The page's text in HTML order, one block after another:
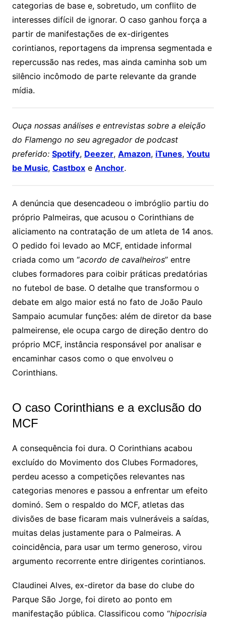
categorias de base e, sobretudo, um conflito de
interesses difícil de ignorar. O caso ganhou força a
partir de manifestações de ex-dirigentes
corintianos, reportagens da imprensa segmentada e
repercussão nas redes, mas ainda caminha sob um
silêncio incômodo de parte relevante da grande
mídia.
Ouça nossas análises e entrevistas sobre a eleição
do Flamengo no seu agregador de podcast
preferido: Spotify, Deezer, Amazon, iTunes, Youtu
be Music, Castboxe Anchor.
A denúncia que desencadeou o imbróglio partiu do
próprio Palmeiras, que acusou o Corinthians de
aliciamento na contratação de um atleta de 14 anos.
O pedido foi levado ao MCF, entidade informal
criada como um “acordo de cavalheiros” entre
clubes formadores para coibir práticas predatórias
no futebol de base. O detalhe que transformou o
debate em algo maior está no fato de João Paulo
Sampaio acumular funções: além de diretor da base
palmeirense, ele ocupa cargo de direção dentro do
próprio MCF, instância responsável por analisar e
encaminhar casos como o que envolveu o
Corinthians.
O caso Corinthians e a exclusão do
MCF
A consequência foi dura. O Corinthians acabou
excluído do Movimento dos Clubes Formadores,
perdeu acesso a competições relevantes nas
categorias menores e passou a enfrentar um efeito
dominó. Sem o respaldo do MCF, atletas das
divisões de base ficaram mais vulneráveis a saídas,
muitas delas justamente para o Palmeiras. A
coincidência, para usar um termo generoso, virou
argumento recorrente entre dirigentes corintianos.
Claudinei Alves, ex-diretor da base do clube do
Parque São Jorge, foi direto ao ponto em
manifestação pública. Classificou como “hipocrisia